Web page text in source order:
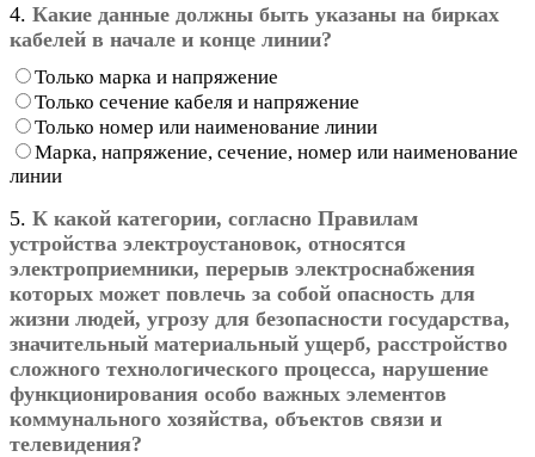
4. Какие данные должны быть указаны на бирках
кабелей в начале и конце линии?
Только марка и напряжение
Только сечение кабеля и напряжение
Только номер или наименование линии
Марка, напряжение, сечение, номер или наименование
линии
5. К какой категории, согласно Правилам
устройства электроустановок, относятся
электроприемники, перерыв электроснабжения
которых может повлечь за собой опасность для
жизни людей, угрозу для безопасности государства,
значительный материальный ущерб, расстройство
сложного технологического процесса, нарушение
функционирования особо важных элементов
коммунального хозяйства, объектов связи и
телевидения?